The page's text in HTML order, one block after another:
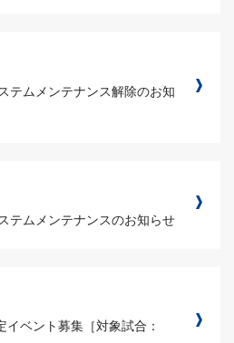
テムメンテナンス解除のお知
テムメンテナンスのお知らせ
イベント募集［対象試合：